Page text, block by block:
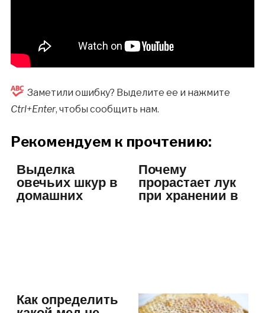
Заметили ошибку? Выделите ее и нажмите
Ctrl+Enter, чтобы сообщить нам.
Рекомендуем к прочтению:
Выделка
овечьих шкур в
домашних
Почему
прорастает лук
при хранении в
Как определить